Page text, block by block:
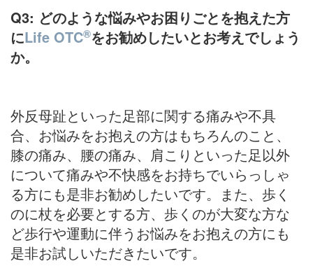
Q3: どのような悩みやお困りごとを抱えた方
にLife OTC®をお勧めしたいとお考えでしょう
か。
外反母趾といった足部に関する痛みや不具
合、お悩みをお抱えの方はもちろんのこと、
膝の痛み、腰の痛み、肩こりといった足以外
について痛みや不快感をお持ちでいらっしゃ
る方にも是非お勧めしたいです。また、歩く
のに杖を必要とする方、歩くのが大変な方な
ど歩行や運動に伴うお悩みをお抱えの方にも
是非お試しいただきたいです。